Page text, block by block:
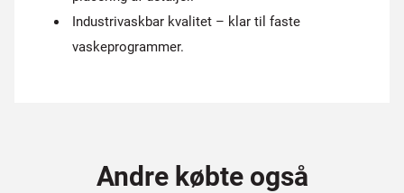
Industrivaskbar kvalitet – klar til faste
vaskeprogrammer.
Andre købte også